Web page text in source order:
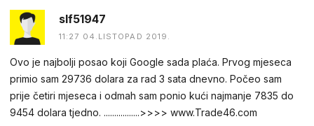
slf51947
11:27 04.LISTOPAD 2019.
Ovo je najbolji posao koji Google sada plaća. Prvog mjeseca
primio sam 29736 dolara za rad 3 sata dnevno. Počeo sam
prije četiri mjeseca i odmah sam ponio kući najmanje 7835 do
9454 dolara tjedno. .................>>>> www.Trade46.com